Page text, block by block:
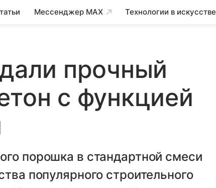
Мессенджер MAX Технологии в искусстве
прочный
с функцией
порошка в стандартной смеси
популярного строительного